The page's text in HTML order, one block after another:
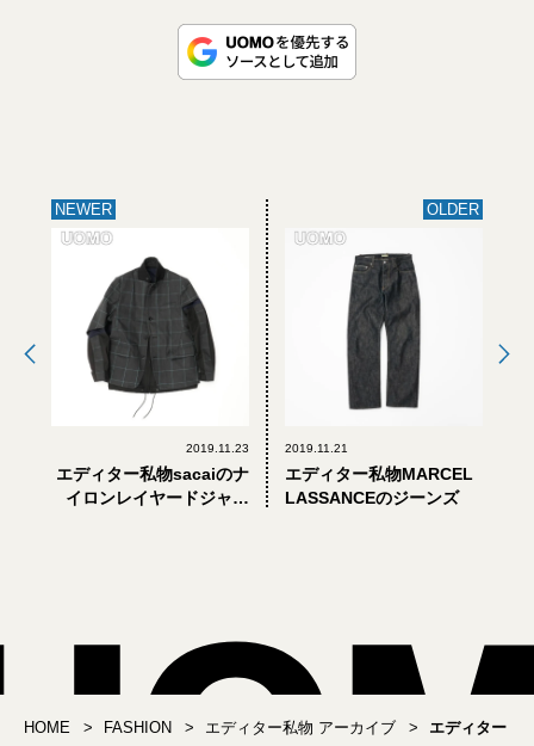
NEWER
2019.11.23
エディター私物sacaiのナ
イロンレイヤードジャケ
OLDER
2019.11.21
エディター私物MARCEL
LASSANCEのジーンズ
HOME FASHION エディター私物 アーカイブ
エディター